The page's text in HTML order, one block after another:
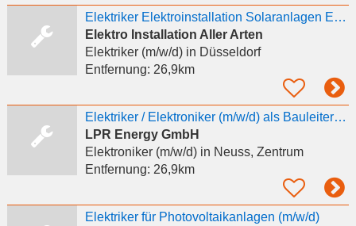
Elektriker Elektroinstallation Solaranlagen Elektro Notdienst
Elektro Installation Aller Arten
Elektriker (m/w/d)in Düsseldorf
Entfernung: 26,9km
Elektriker / Elektroniker (m/w/d) als Bauleiter - Energiewirtschaft
LPR Energy GmbH
Elektroniker (m/w/d)in Neuss, Zentrum
Entfernung: 26,9km
Elektriker für Photovoltaikanlagen (m/w/d)